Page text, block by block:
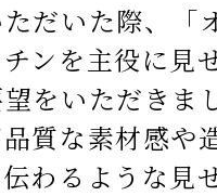
だいた際、「
ンを主役に見
をいただきま
質な素材感や
わるような見